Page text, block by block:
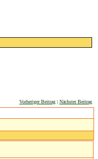
Vorheriger Beitrag | Nächster Beitrag